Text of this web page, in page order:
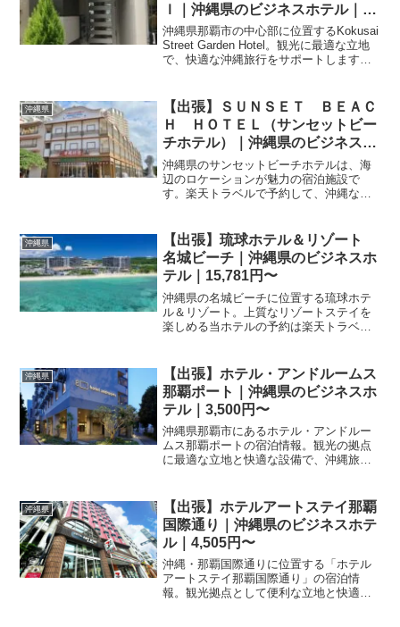
ｌ｜沖縄県のビジネスホテル｜
2,560円〜
沖縄県那覇市の中心部に位置するKokusai
Street Garden Hotel。観光に最適な立地
で、快適な沖縄旅行をサポートします。
沖縄県
【出張】ＳＵＮＳＥＴ ＢＥＡＣ
Ｈ ＨＯＴＥＬ（サンセットビー
チホテル）｜沖縄県のビジネスホ
テル｜8,000円〜
沖縄県のサンセットビーチホテルは、海
辺のロケーションが魅力の宿泊施設で
す。楽天トラベルで予約して、沖縄なら
更新しております。
沖縄県
【出張】琉球ホテル＆リゾート
名城ビーチ｜沖縄県のビジネスホ
テル｜15,781円〜
沖縄県の名城ビーチに位置する琉球ホテ
ル＆リゾート。上質なリゾートステイを
楽しめる当ホテルの予約は楽天トラベル
沖縄県
【出張】ホテル・アンドルームス
那覇ポート｜沖縄県のビジネスホ
テル｜3,500円〜
沖縄県那覇市にあるホテル・アンドルー
ムス那覇ポートの宿泊情報。観光の拠点
に最適な立地と快適な設備で、沖縄旅行
得なプランを比較して予約しましょう。
沖縄県
【出張】ホテルアートステイ那覇
国際通り｜沖縄県のビジネスホテ
ル｜4,505円〜
沖縄・那覇国際通りに位置する「ホテル
アートステイ那覇国際通り」の宿泊情
報。観光拠点として便利な立地と快適な